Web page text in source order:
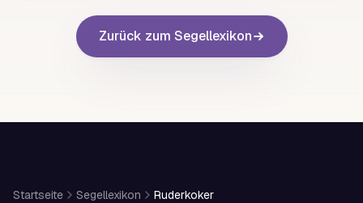
Zurück zum Segellexikon
Startseite Segellexikon Ruderkoker